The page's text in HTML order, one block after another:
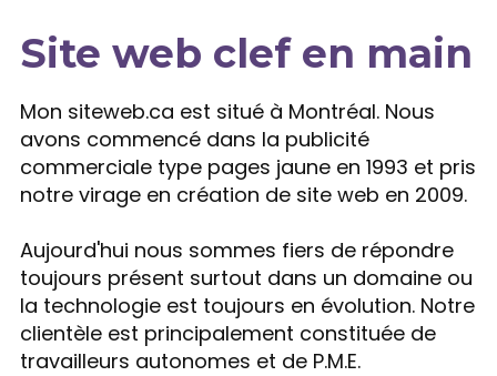
Expertise
Site web clef en main
Mon siteweb.ca est situé à Montréal. Nous
avons commencé dans la publicité
commerciale type pages jaune en 1993 et pris
notre virage en création de site web en 2009.
Aujourd'hui nous sommes fiers de répondre
toujours présent surtout dans un domaine ou
la technologie est toujours en évolution. Notre
clientèle est principalement constituée de
travailleurs autonomes et de P.M.E.